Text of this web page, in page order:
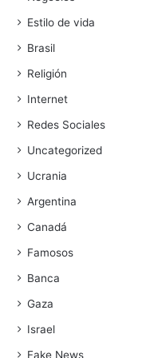
Estilo de vida
Brasil
Religión
Internet
Redes Sociales
Uncategorized
Ucrania
Argentina
Canadá
Famosos
Banca
Gaza
Israel
Fake News